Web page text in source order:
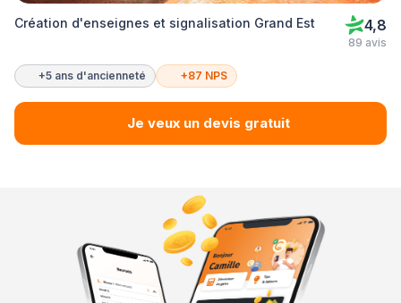
Création d'enseignes et signalisation Grand Est 4,8
89 avis
+5 ans d'ancienneté +87 NPS
Je veux un devis gratuit